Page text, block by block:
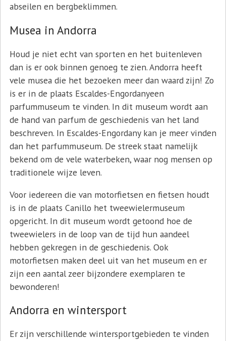
abseilen en bergbeklimmen.
Musea in Andorra
Houd je niet echt van sporten en het buitenleven
dan is er ook binnen genoeg te zien. Andorra heeft
vele musea die het bezoeken meer dan waard zijn! Zo
is er in de plaats Escaldes-Engordanyeen
parfummuseum te vinden. In dit museum wordt aan
de hand van parfum de geschiedenis van het land
beschreven. In Escaldes-Engordany kan je meer vinden
dan het parfummuseum. De streek staat namelijk
bekend om de vele waterbeken, waar nog mensen op
traditionele wijze leven.
Voor iedereen die van motorfietsen en fietsen houdt
is in de plaats Canillo het tweewielermuseum
opgericht. In dit museum wordt getoond hoe de
tweewielers in de loop van de tijd hun aandeel
hebben gekregen in de geschiedenis. Ook
motorfietsen maken deel uit van het museum en er
zijn een aantal zeer bijzondere exemplaren te
bewonderen!
Andorra en wintersport
Er zijn verschillende wintersportgebieden te vinden